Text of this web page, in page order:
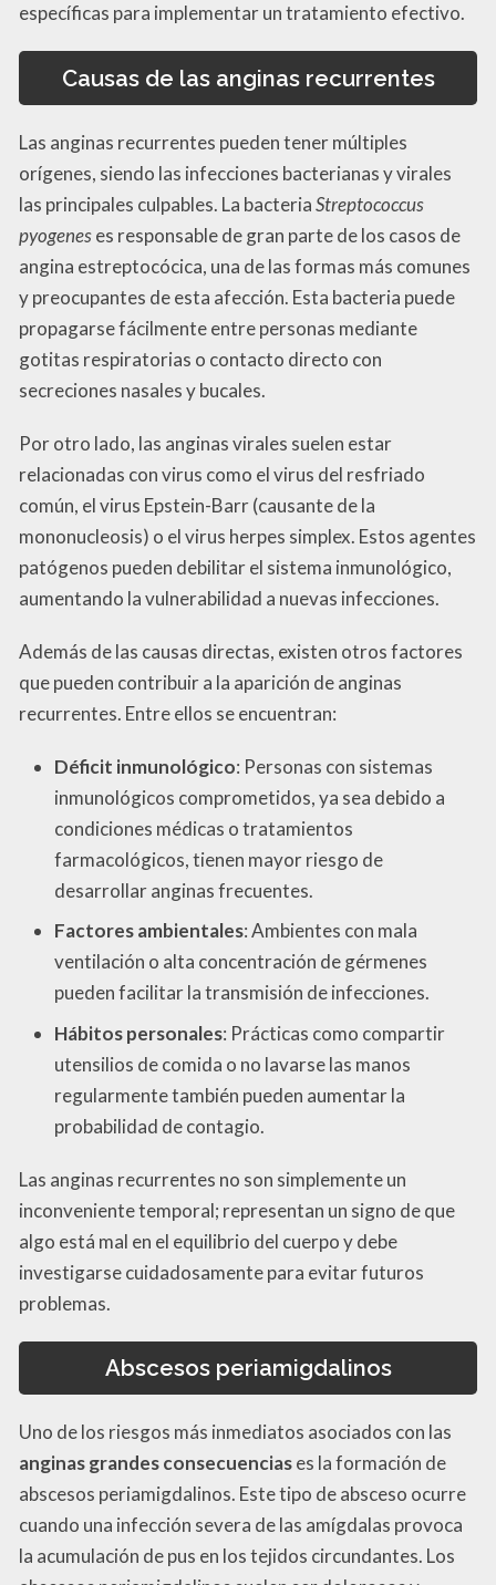
específicas para implementar un tratamiento efectivo.
Causas de las anginas recurrentes
Las anginas recurrentes pueden tener múltiples
orígenes, siendo las infecciones bacterianas y virales
las principales culpables. La bacteriaStreptococcus
pyogeneses responsable de gran parte de los casos de
angina estreptocócica, una de las formas más comunes
y preocupantes de esta afección. Esta bacteria puede
propagarse fácilmente entre personas mediante
gotitas respiratorias o contacto directo con
secreciones nasales y bucales.
Por otro lado, las anginas virales suelen estar
relacionadas con virus como el virus del resfriado
común, el virus Epstein-Barr (causante de la
mononucleosis) o el virus herpes simplex. Estos agentes
patógenos pueden debilitar el sistema inmunológico,
aumentando la vulnerabilidad a nuevas infecciones.
Además de las causas directas, existen otros factores
que pueden contribuir a la aparición de anginas
recurrentes. Entre ellos se encuentran:
Déficit inmunológico: Personas con sistemas
inmunológicos comprometidos, ya sea debido a
condiciones médicas o tratamientos
farmacológicos, tienen mayor riesgo de
desarrollar anginas frecuentes.
Factores ambientales: Ambientes con mala
ventilación o alta concentración de gérmenes
pueden facilitar la transmisión de infecciones.
Hábitos personales: Prácticas como compartir
utensilios de comida o no lavarse las manos
regularmente también pueden aumentar la
probabilidad de contagio.
Las anginas recurrentes no son simplemente un
inconveniente temporal; representan un signo de que
algo está mal en el equilibrio del cuerpo y debe
investigarse cuidadosamente para evitar futuros
problemas.
Abscesos periamigdalinos
Uno de los riesgos más inmediatos asociados con las
anginas grandes consecuenciases la formación de
abscesos periamigdalinos. Este tipo de absceso ocurre
cuando una infección severa de las amígdalas provoca
la acumulación de pus en los tejidos circundantes. Los